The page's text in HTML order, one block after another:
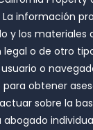
La
y los materiales
o de otro
o
obtener
sobre la
abogado